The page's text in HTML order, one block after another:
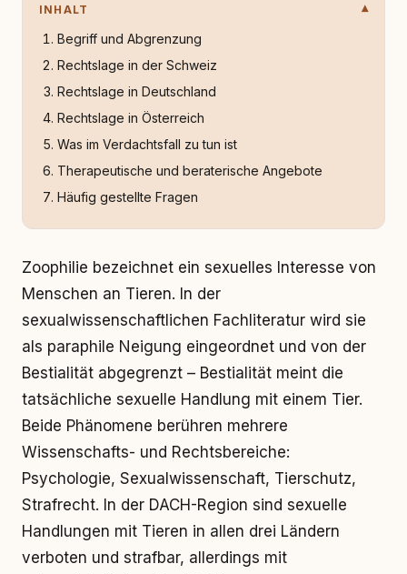
INHALT
Begriff und Abgrenzung
Rechtslage in der Schweiz
Rechtslage in Deutschland
Rechtslage in Österreich
Was im Verdachtsfall zu tun ist
Therapeutische und beraterische Angebote
Häufig gestellte Fragen
Zoophilie bezeichnet ein sexuelles Interesse von
Menschen an Tieren. In der
sexualwissenschaftlichen Fachliteratur wird sie
als paraphile Neigung eingeordnet und von der
Bestialität abgegrenzt – Bestialität meint die
tatsächliche sexuelle Handlung mit einem Tier.
Beide Phänomene berühren mehrere
Wissenschafts- und Rechtsbereiche:
Psychologie, Sexualwissenschaft, Tierschutz,
Strafrecht. In der DACH-Region sind sexuelle
Handlungen mit Tieren in allen drei Ländern
verboten und strafbar, allerdings mit